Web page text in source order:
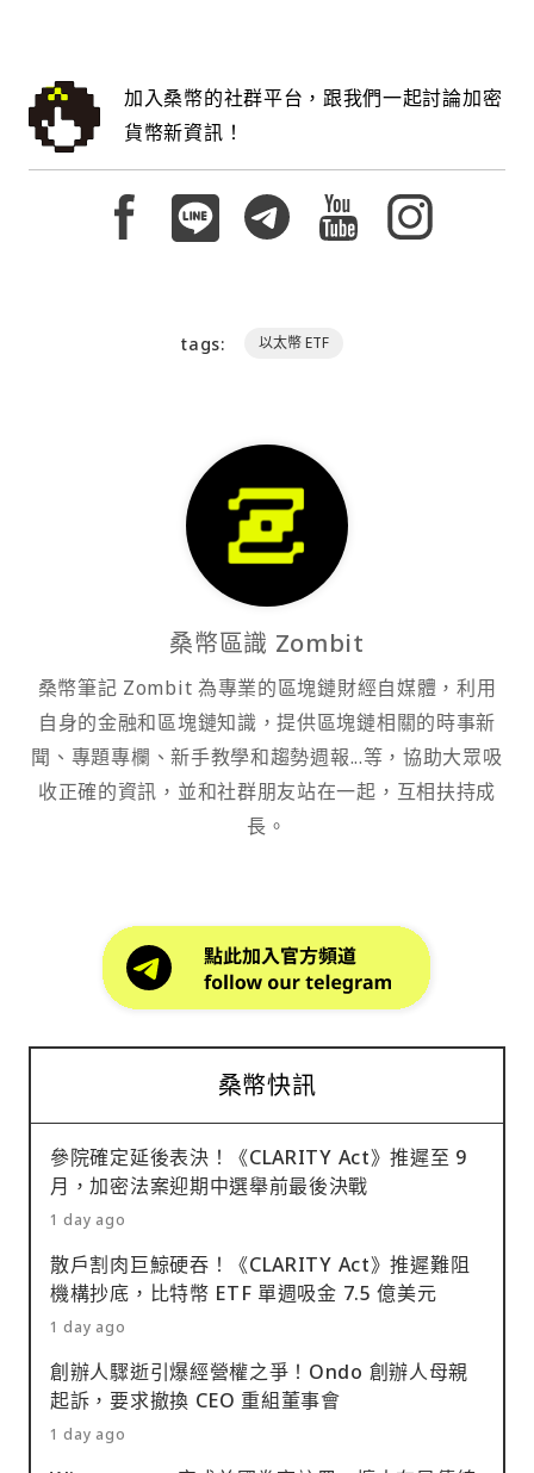
加入桑幣的社群平台，跟我們一起討論加密
貨幣新資訊！
tags: 以太幣 ETF
桑幣區識 Zombit
桑幣筆記 Zombit 為專業的區塊鏈財經自媒體，利用
自身的金融和區塊鏈知識，提供區塊鏈相關的時事新
聞、專題專欄、新手教學和趨勢週報...等，協助大眾吸
收正確的資訊，並和社群朋友站在一起，互相扶持成
長。
桑幣快訊
參院確定延後表決！《CLARITY Act》推遲至 9
月，加密法案迎期中選舉前最後決戰
1 day ago
散戶割肉巨鯨硬吞！《CLARITY Act》推遲難阻
機構抄底，比特幣 ETF 單週吸金 7.5 億美元
1 day ago
創辦人驟逝引爆經營權之爭！Ondo 創辦人母親
起訴，要求撤換 CEO 重組董事會
1 day ago